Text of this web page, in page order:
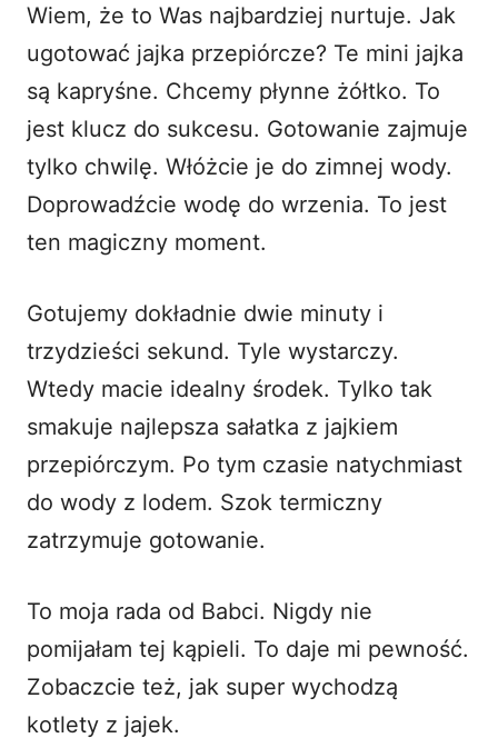
Wiem, że to Was najbardziej nurtuje. Jak
ugotować jajka przepiórcze? Te mini jajka
są kapryśne. Chcemy płynne żółtko. To
jest klucz do sukcesu. Gotowanie zajmuje
tylko chwilę. Włóżcie je do zimnej wody.
Doprowadźcie wodę do wrzenia. To jest
ten magiczny moment.
Gotujemy dokładnie dwie minuty i
trzydzieści sekund. Tyle wystarczy.
Wtedy macie idealny środek. Tylko tak
smakuje najlepsza sałatka z jajkiem
przepiórczym. Po tym czasie natychmiast
do wody z lodem. Szok termiczny
zatrzymuje gotowanie.
To moja rada od Babci. Nigdy nie
pomijałam tej kąpieli. To daje mi pewność.
Zobaczcie też, jak super wychodzą
kotlety z jajek.